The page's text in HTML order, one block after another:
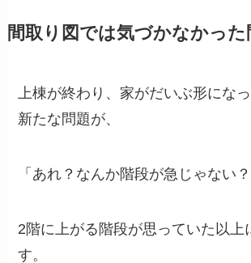
間取り図では気づかなかった
上棟が終わり、家がだいぶ形にな
新たな問題が、
「あれ？なんか階段が急じゃない？
2階に上がる階段が思っていた以上
す。